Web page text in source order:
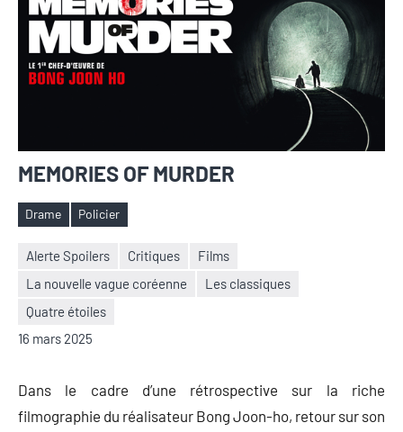
MEMORIES OF MURDER
Étiquettes
Drame Policier
Alerte Spoilers Critiques
Films
La nouvelle vague coréenne
Les classiques
Quatre étoiles
16 mars 2025
Nicolas
Auger
Aucun
commentaire
Dans le cadre d’une rétrospective sur la riche
filmographie du réalisateur Bong Joon-ho, retour sur son